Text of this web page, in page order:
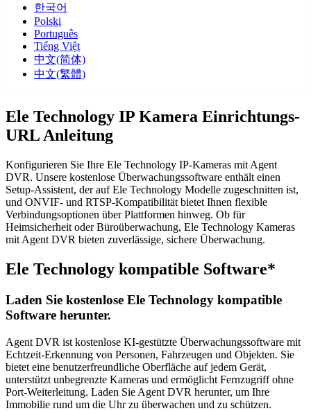
한국어
Polski
Português
Tiếng Việt
中文(简体)
中文(繁體)
Ele Technology IP Kamera Einrichtungs-
URL Anleitung
Konfigurieren Sie Ihre Ele Technology IP-Kameras mit Agent
DVR. Unsere kostenlose Überwachungssoftware enthält einen
Setup-Assistent, der auf Ele Technology Modelle zugeschnitten ist,
und ONVIF- und RTSP-Kompatibilität bietet Ihnen flexible
Verbindungsoptionen über Plattformen hinweg. Ob für
Heimsicherheit oder Büroüberwachung, Ele Technology Kameras
mit Agent DVR bieten zuverlässige, sichere Überwachung.
Ele Technology kompatible Software*
Laden Sie kostenlose Ele Technology kompatible
Software herunter.
Agent DVR ist kostenlose KI-gestützte Überwachungssoftware mit
Echtzeit-Erkennung von Personen, Fahrzeugen und Objekten. Sie
bietet eine benutzerfreundliche Oberfläche auf jedem Gerät,
unterstützt unbegrenzte Kameras und ermöglicht Fernzugriff ohne
Port-Weiterleitung. Laden Sie Agent DVR herunter, um Ihre
Immobilie rund um die Uhr zu überwachen und zu schützen.